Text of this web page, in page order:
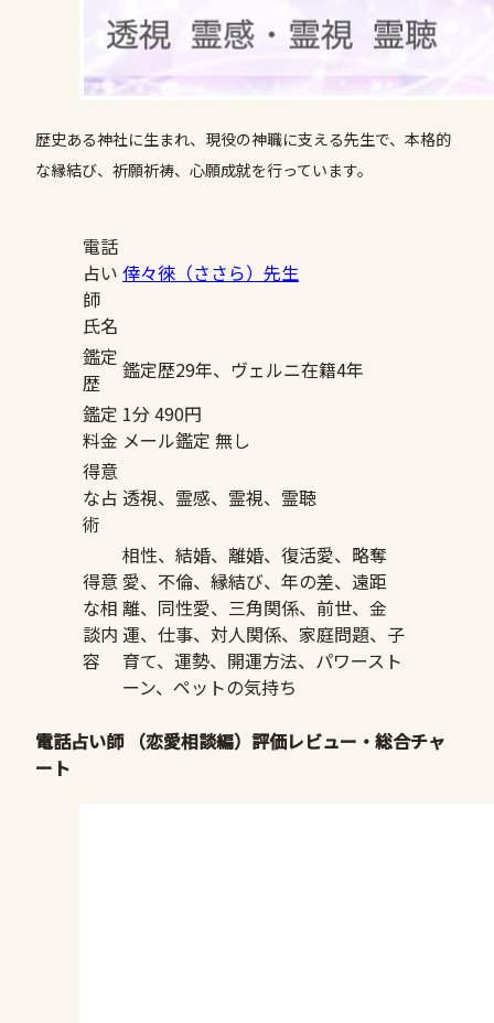
歴史ある神社に生まれ、現役の神職に支える先生で、本格的
な縁結び、祈願祈祷、心願成就を行っています。
電話
占い
師
氏名
倖々徠（ささら）先生
鑑定
歴
鑑定歴29年、ヴェルニ在籍4年
鑑定
料金
1分 490円
メール鑑定 無し
得意
な占
術
透視、霊感、霊視、霊聴
得意
な相
談内
容
相性、結婚、離婚、復活愛、略奪
愛、不倫、縁結び、年の差、遠距
離、同性愛、三角関係、前世、金
運、仕事、対人関係、家庭問題、子
育て、運勢、開運方法、パワースト
ーン、ペットの気持ち
電話占い師 （恋愛相談編）評価レビュー・総合チャ
ート